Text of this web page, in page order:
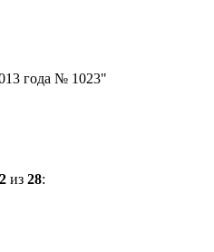
года № 1023"
из 28: